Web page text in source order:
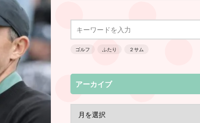
ゴルフ ふたり ２サム
アーカイブ